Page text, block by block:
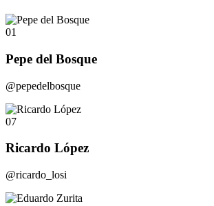
01
Pepe del Bosque
@pepedelbosque
07
Ricardo López
@ricardo_losi